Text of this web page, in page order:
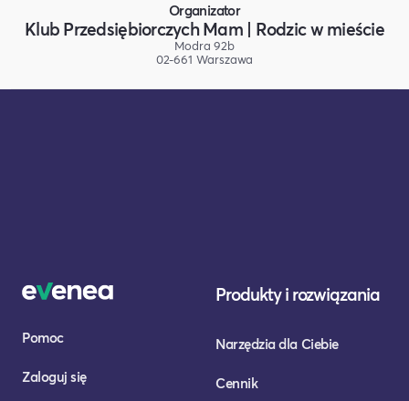
Organizator
Klub Przedsiębiorczych Mam | Rodzic w mieście
Modra 92b
02-661 Warszawa
Pomoc
Zaloguj się
Produkty i rozwiązania
Narzędzia dla Ciebie
Cennik